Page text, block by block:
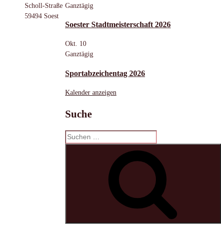
Ganztägig
Soester Stadtmeisterschaft 2026
Okt. 10
Ganztägig
Sportabzeichentag 2026
Kalender anzeigen
Suche
Suchen
nach:
Scholl-Straße
59494 Soest